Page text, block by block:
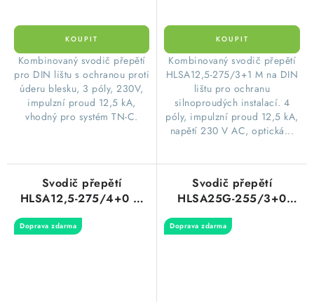
Kombinovaný svodič přepětí
pro DIN lištu s ochranou proti
úderu blesku, 3 póly, 230V,
impulzní proud 12,5 kA,
vhodný pro systém TN-C.
Kombinovaný svodič přepětí
HLSA12,5-275/3+1 M na DIN
lištu pro ochranu
silnoproudých instalací. 4
póly, impulzní proud 12,5 kA,
napětí 230 V AC, optická...
Svodič přepětí
HLSA12,5-275/4+0 M
HAKEL 16085
Doprava zdarma
Svodič přepětí
HLSA25G-255/3+0
HAKEL 10464
Doprava zdarma